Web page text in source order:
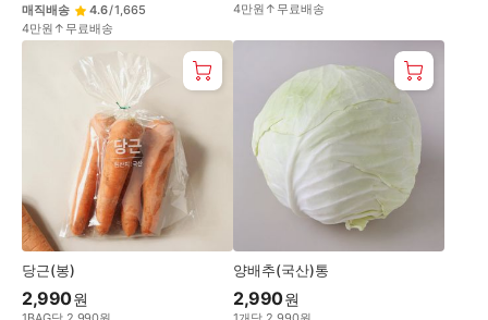
매직배송
4.6/1,665
4만원↑무료배송
4만원↑무료배송
당근(봉)
2,990원
양배추(국산)통
2,990원